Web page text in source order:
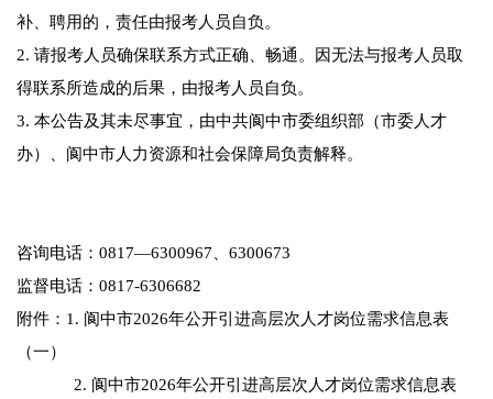
补、聘用的，责任由报考人员自负。
2. 请报考人员确保联系方式正确、畅通。因无法与报考人员取
得联系所造成的后果，由报考人员自负。
3. 本公告及其未尽事宜，由中共阆中市委组织部（市委人才
办）、阆中市人力资源和社会保障局负责解释。
咨询电话：0817—6300967、6300673
监督电话：0817-6306682
附件：1. 阆中市2026年公开引进高层次人才岗位需求信息表
（一）
2. 阆中市2026年公开引进高层次人才岗位需求信息表